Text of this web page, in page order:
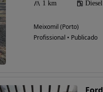
1 km Diesel
Meixomil (Porto)
Profissional • Publicado